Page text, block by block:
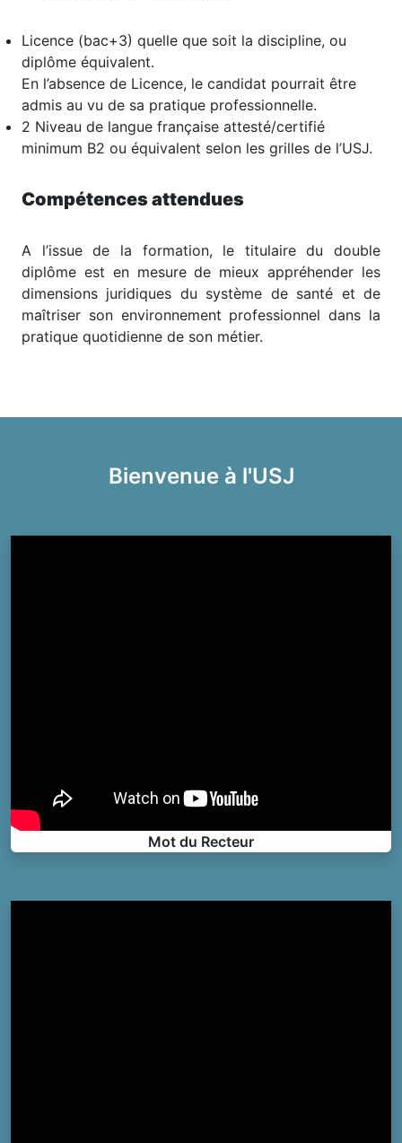
Licence (bac+3) quelle que soit la discipline, ou
diplôme équivalent.
En l’absence de Licence, le candidat pourrait être
admis au vu de sa pratique professionnelle.
2 Niveau de langue française attesté/certifié
minimum B2 ou équivalent selon les grilles de l’USJ.
Compétences attendues
A l’issue de la formation, le titulaire du double
diplôme est en mesure de mieux appréhender les
dimensions juridiques du système de santé et de
maîtriser son environnement professionnel dans la
pratique quotidienne de son métier.
Bienvenue à l'USJ
Mot du Recteur